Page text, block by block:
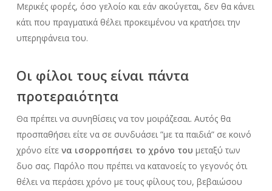
Μερικές φορές, όσο γελοίο και εάν ακούγεται, δεν θα κάνει
κάτι που πραγματικά θέλει προκειμένου να κρατήσει την
υπερηφάνεια του.
Οι φίλοι τους είναι πάντα
προτεραιότητα
Θα πρέπει να συνηθίσεις να τον μοιράζεσαι. Αυτός θα
προσπαθήσει είτε να σε συνδυάσει ”με τα παιδιά” σε κοινό
χρόνο είτε να ισορροπήσει το χρόνο του μεταξύ των
δυο σας. Παρόλο που πρέπει να κατανοείς το γεγονός ότι
θέλει να περάσει χρόνο με τους φίλους του, βεβαιώσου